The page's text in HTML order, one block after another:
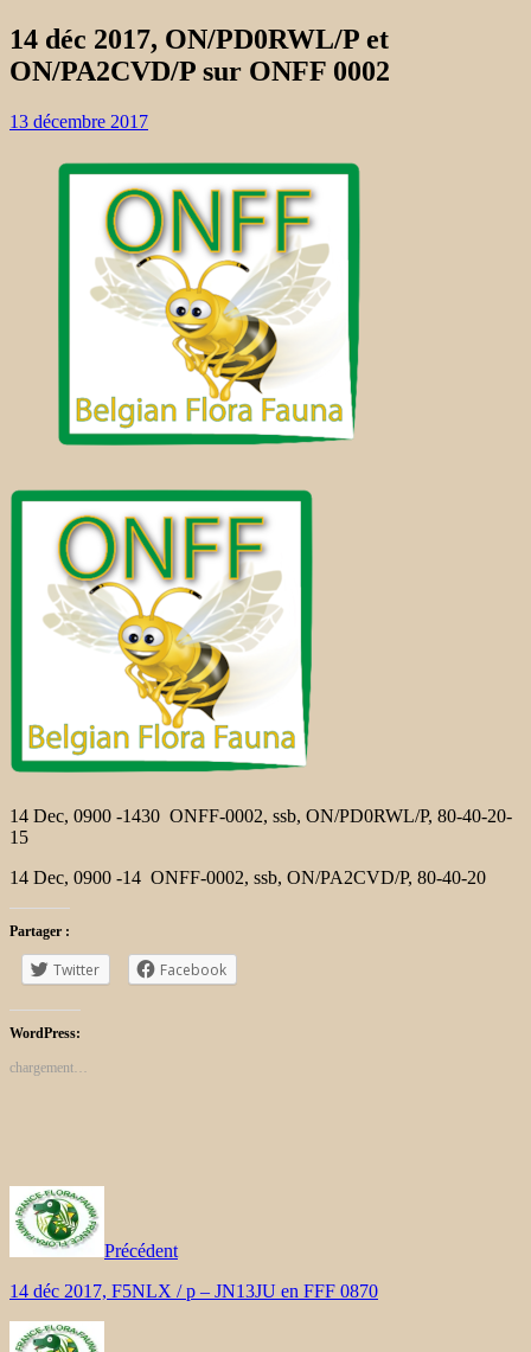
14 déc 2017, ON/PD0RWL/P et
ON/PA2CVD/P sur ONFF 0002
13 décembre 2017
14 Dec, 0900 -1430 ONFF-0002, ssb, ON/PD0RWL/P, 80-40-20-
15
14 Dec, 0900 -14 ONFF-0002, ssb, ON/PA2CVD/P, 80-40-20
Partager :
Twitter Facebook
WordPress:
chargement…
Précédent
14 déc 2017, F5NLX / p – JN13JU en FFF 0870